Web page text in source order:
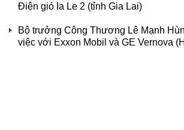
Điện gió Ia Le 2 (tỉnh Gia Lai)
Bộ trưởng Công Thương Lê Mạnh
việc với Exxon Mobil và GE Vernova